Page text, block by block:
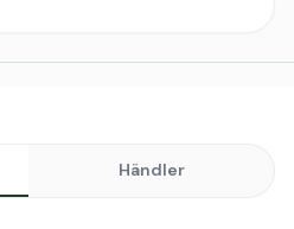
Händler